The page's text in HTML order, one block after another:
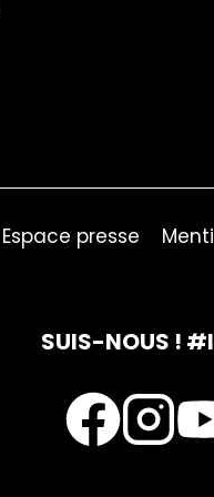
Espace presse
SUIS-NOUS !